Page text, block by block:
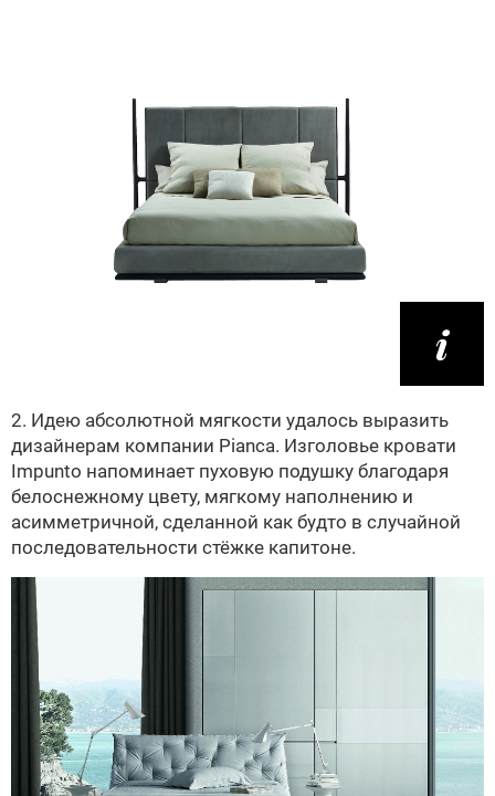
2. Идею абсолютной мягкости удалось выразить
дизайнерам компании Pianca. Изголовье кровати
Impunto напоминает пуховую подушку благодаря
белоснежному цвету, мягкому наполнению и
асимметричной, сделанной как будто в случайной
последовательности стёжке капитоне.